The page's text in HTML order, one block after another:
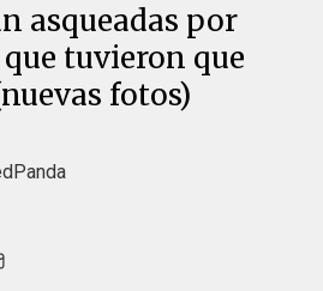
asqueadas por
tuvieron que
fotos)